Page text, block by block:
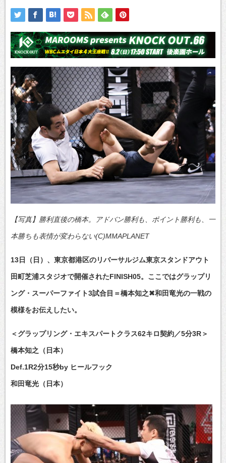
【写真】勝利直後の橋本。アドバン勝利も、ポイント勝利も、一
本勝ちも表情が変わらない(C)MMAPLANET
13日（日）、東京都港区のリバーサルジム東京スタンドアウト
田町芝浦スタジオで開催されたFINISH05。ここではグラップリ
ング・スーパーファイト3試合目＝橋本知之✖和田竜光の一戦の
模様をお伝えしたい。
＜グラップリング・エキスパートクラス62キロ契約／5分3R＞
橋本知之（日本）
Def.1R2分15秒by ヒールフック
和田竜光（日本）